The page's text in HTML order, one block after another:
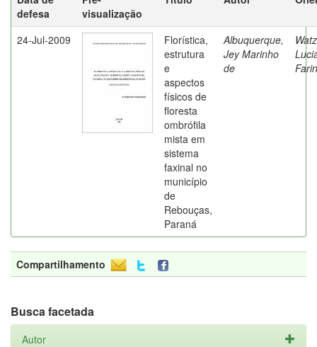
defesa
visualização
24-Jul-2009
Florística,
estrutura
e
aspectos
físicos de
floresta
ombrófila
mista em
sistema
faxinal no
município
de
Rebouças,
Paraná
Albuquerque,
Jey Marinho
de
Compartilhamento
Busca facetada
Autor